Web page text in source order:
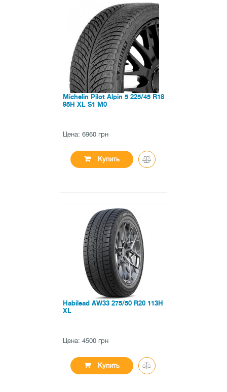
Michelin Pilot Alpin 5 225/45 R18
95H XL S1 M0
Цена: 6960 грн
Купить
нет в наличии
0 отзывов
Habilead AW33 275/50 R20 113H
XL
Цена: 4500 грн
Купить